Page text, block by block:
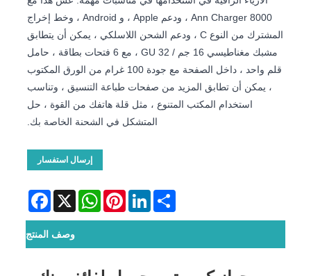
8000 Ann Charger ، ودعم Apple ، و Android ، وخط إخراج
المشترك من النوع C ، ودعم الشحن اللاسلكي ، يمكن أن يتطابق
مشبك مغناطيسي 16 جم / 32 GU ، مع 6 فتحات بطاقة ، حامل
قلم واحد ، داخل الصفحة مع جودة 100 غرام من الورق المكتوب
، يمكن أن تطابق المزيد من صفحات طباعة التنسيق ، وتناسب
استخدام المكتب المتنوع ، مثل قلة هاتفك من القوة ، حل
المتشكل في الشحنة الخاصة بك.
إرسال استفسار
Facebook X
WhatsAppPinterestLinkedInShare
وصف المنتج